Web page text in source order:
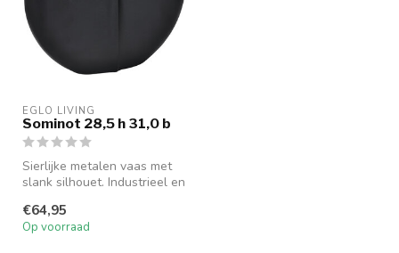
EGLO LIVING
Sominot 28,5 h 31,0 b
Sierlijke metalen vaas met
slank silhouet. Industrieel en
€64,95
Op voorraad